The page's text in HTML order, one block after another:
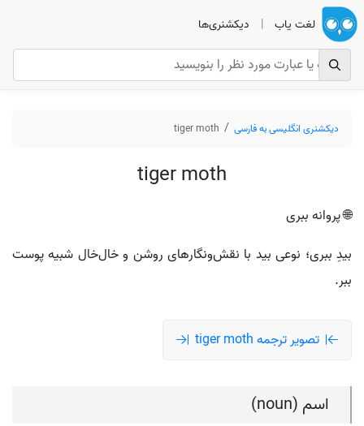
لغت یاب | دیکشنری‌ها
دیکشنری انگلیسی به فارسی tiger moth
tiger moth
🌐 پروانه ببری
بیدِ ببری؛ نوعی بید با نقش‌ونگارهای روشن و خال‌خال شبیه پوست
ببر.
تصویر ترجمه tiger moth
اسم (noun)